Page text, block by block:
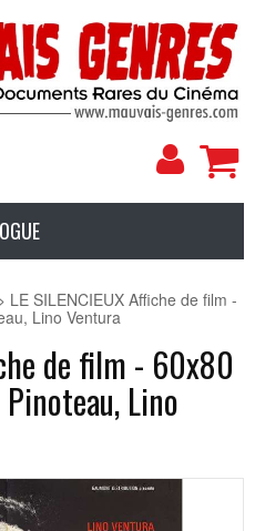
Mon
LE SILENCIEUX Affiche de film -
Lino Ventura
de film - 60x80
Lino